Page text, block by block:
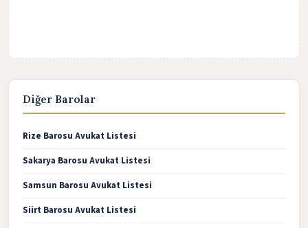
Diğer Barolar
Rize Barosu Avukat Listesi
Sakarya Barosu Avukat Listesi
Samsun Barosu Avukat Listesi
Siirt Barosu Avukat Listesi